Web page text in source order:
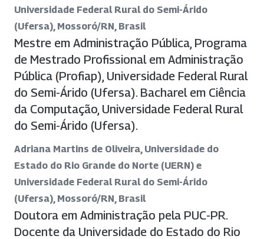
Universidade Federal Rural do Semi-Árido
(Ufersa), Mossoró/RN, Brasil
Mestre em Administração Pública, Programa
de Mestrado Profissional em Administração
Pública (Profiap), Universidade Federal Rural
do Semi-Árido (Ufersa). Bacharel em Ciência
da Computação, Universidade Federal Rural
do Semi-Árido (Ufersa).
Adriana Martins de Oliveira, Universidade do
Estado do Rio Grande do Norte (UERN) e
Universidade Federal Rural do Semi-Árido
(Ufersa), Mossoró/RN, Brasil
Doutora em Administração pela PUC-PR.
Docente da Universidade do Estado do Rio